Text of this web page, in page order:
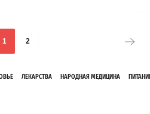
1 2
ЛЕКАРСТВА НАРОДНАЯ МЕДИЦИНА